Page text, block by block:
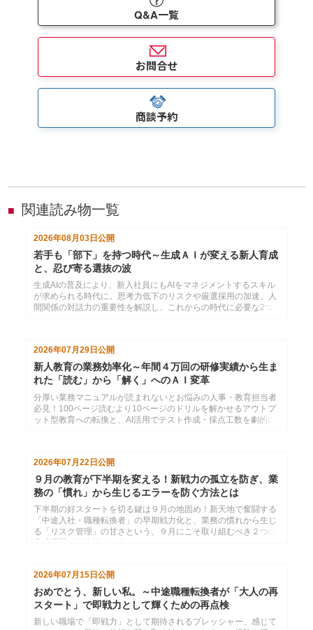
Q&A一覧
お問合せ
商談予約
■ 関連読み物一覧
2026年08月03日公開
若手も「部下」を持つ時代～生成ＡＩが変える新人育成
と、忍び寄る選抜の波
生成AIの普及により、新入社員にもAIをマネジメントするスキル
が求められる時代に。思考力低下のリスクや厳選採用の加速、人
間関係の対話力の重要性を解説し、これからの時代に必要な2つ
2026年07月29日 公開
新人教育の業務効率化～年間４万回の研修実績から生ま
れた「読む」から「解く」へのＡＩ変革
分厚い業務マニュアルが読まれないとお悩みの人事・教育担当者
必見！100ページ読むより10ページのドリルを解かせるアウトプ
ット型教育への転換と、AI活用でテスト作成・採点工数を劇的に
2026年07月22日 公開
９月の教育が下半期を変える！新戦力の孤立を防ぎ、業
務の「慣れ」から生じるエラーを防ぐ方法とは
下半期の好スタートを切る鍵は９月の地固め！新天地で奮闘する
「中途入社・職種転換者」の早期戦力化と、業務の慣れから生じ
る「リスク管理」の甘さという、９月にこそ取り組むべき２つの
2026年07月15日公開
おめでとう、新しい私。～中途職種転換者が「大人の再
スタート」で即戦力として輝くための再点検
新しい職場で「即戦力」として期待されるプレッシャー、感じて